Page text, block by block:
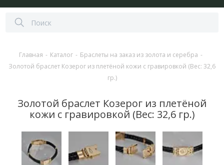
Главная - Каталог - Браслеты на заказ из золота и серебра -
Золотой браслет Козерог из плетёной кожи с гравировкой (Вес: 32,6
гр.)
Золотой браслет Козерог из плетёной
кожи с гравировкой (Вес: 32,6 гр.)